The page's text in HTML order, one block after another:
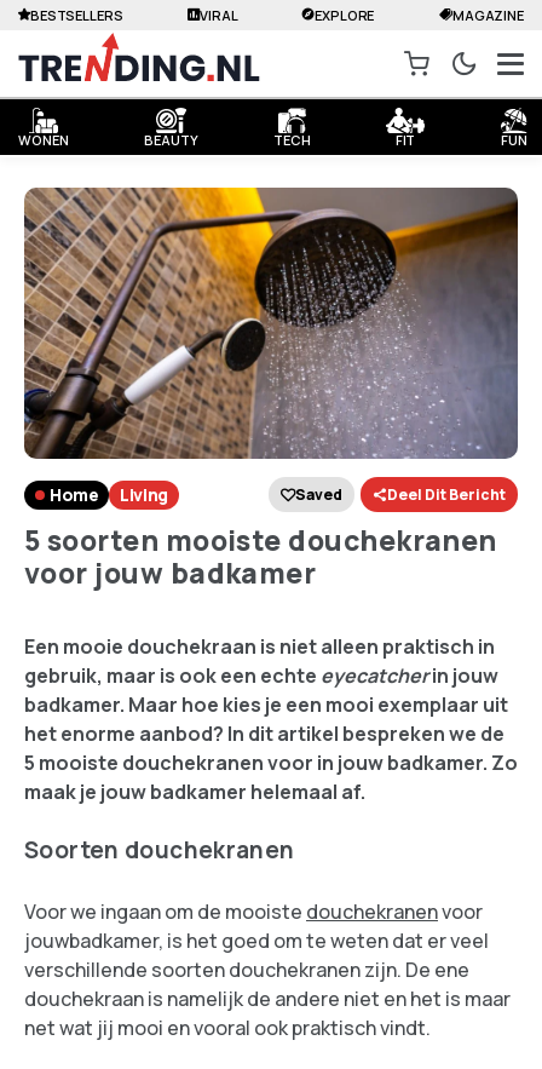
WONEN BEAUTY TECH FIT FUN
BESTSELLERS VIRAL EXPLORE MAGAZINE
Home Living Saved Deel Dit Bericht
5 soorten mooiste douchekranen
voor jouw badkamer
Een mooie douchekraan is niet alleen praktisch in
gebruik, maar is ook een echte eyecatcherin jouw
badkamer. Maar hoe kies je een mooi exemplaar uit
het enorme aanbod? In dit artikel bespreken we de
5 mooiste douchekranen voor in jouw badkamer. Zo
maak je jouw badkamer helemaal af.
Soorten douchekranen
Voor we ingaan om de mooiste douchekranenvoor
jouwbadkamer, is het goed om te weten dat er veel
verschillende soorten douchekranen zijn. De ene
douchekraan is namelijk de andere niet en het is maar
net wat jij mooi en vooral ook praktisch vindt.